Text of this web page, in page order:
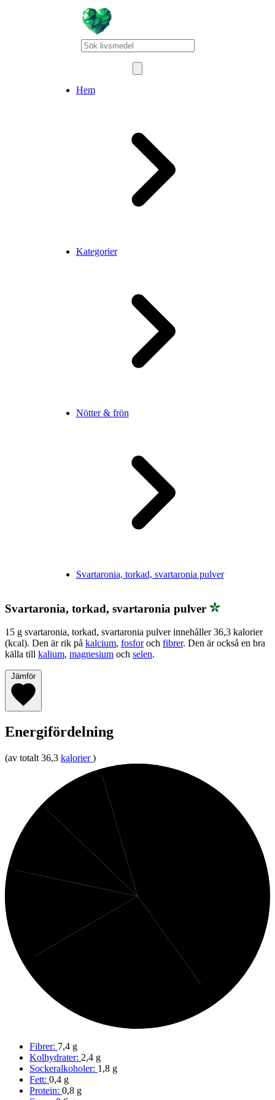
Hem
Kategorier
Nötter & frön
Svartaronia, torkad, svartaronia pulver
Svartaronia, torkad, svartaronia pulver
15 g svartaronia, torkad, svartaronia pulver innehåller 36,3 kalorier
(kcal). Den är rik på kalcium, fosforoch fibrer. Den är också en bra
källa till kalium, magnesium och selen.
Jämför
Energifördelning
(av totalt 36,3 kalorier )
Syror
Fibrer: 7,4 g
Kolhydrater: 2,4 g
Sockeralkoholer: 1,8 g
Fett: 0,4 g
Protein: 0,8 g